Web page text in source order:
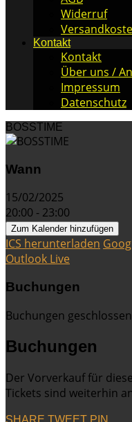
Widerruf
Kontakt
Kontakt
Über uns /
Impressum
Datenschutz
BOSSTIME
Wann
15/02/2025
20:00 - 23:00
Zum Kalender hinzufügen
ICS herunterladen
Outlook Live
Buchungen
Buchungen geschlossen
Buchungen
Der Vorverkauf für
Tickets sind weiterhin
SHARE TWEET PIN